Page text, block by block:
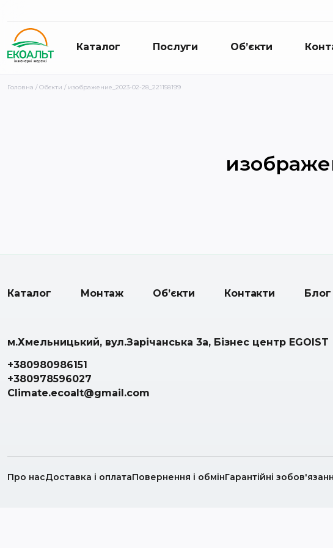
Каталог Послуги Об’єкти
Головна /Обєкти / изображение_2023-02-28_221158199
Каталог Монтаж Об’єкти Контакти Блог
м.Хмельницький, вул.Зарічанська 3а, Бізнес центр EGOIST
+380980986151
+380978596027
Climate.ecoalt@gmail.com
Про насДоставка і оплатаПовернення і обмінГарантійні